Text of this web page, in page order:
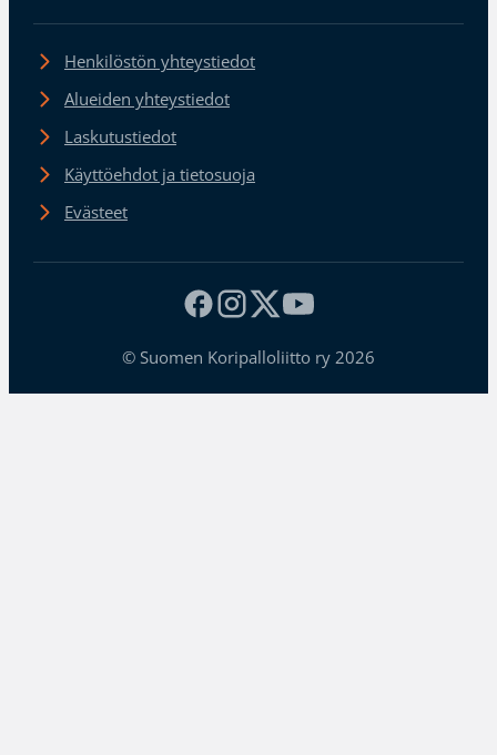
Henkilöstön yhteystiedot
Alueiden yhteystiedot
Laskutustiedot
Käyttöehdot ja tietosuoja
Evästeet
© Suomen Koripalloliitto ry 2026